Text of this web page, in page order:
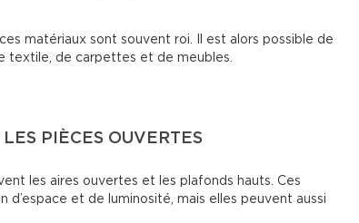
matériaux sont souvent roi. Il est alors possible de
textile, de carpettes et de meubles.
PIÈCES OUVERTES
les aires ouvertes et les plafonds hauts. Ces
d’espace et de luminosité, mais elles peuvent aussi